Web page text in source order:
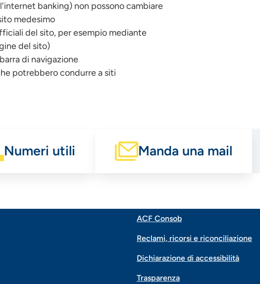
banking) non possono cambiare
medesimo
del sito, per esempio mediante
del sito)
di navigazione
potrebbero condurre a siti
Numeri utili Manda una mail
Menu
di
ACF Consob
Reclami, ricorsi e riconciliazione
Dichiarazione di accessibilità
Trasparenza